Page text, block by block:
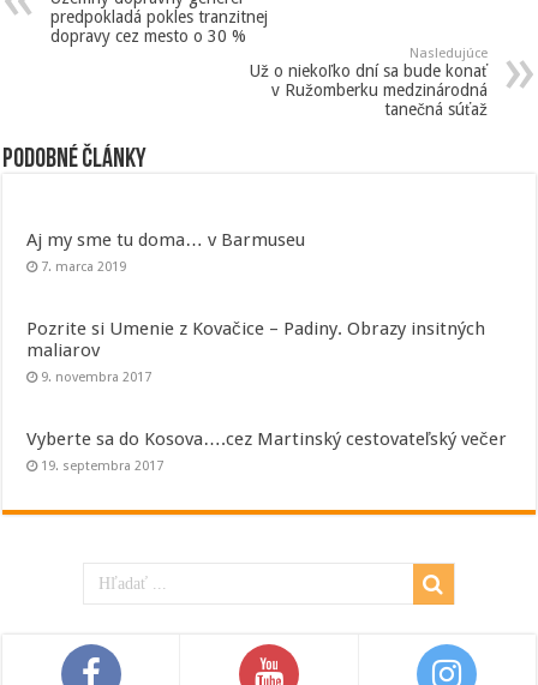
predpokladá pokles tranzitnej
dopravy cez mesto o 30 %
Nasledujúce
Už o niekoľko dní sa bude konať
v Ružomberku medzinárodná
tanečná súťaž
Podobné články
Aj my sme tu doma… v Barmuseu
7. marca 2019
Pozrite si Umenie z Kovačice – Padiny. Obrazy insitných
maliarov
9. novembra 2017
Vyberte sa do Kosova….cez Martinský cestovateľský večer
19. septembra 2017